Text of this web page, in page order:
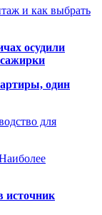
и как выбрать
осудили
один
для